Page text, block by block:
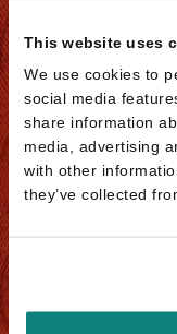
This website uses
We use cookies to
social media
share information
media, advertising
with other
they’ve collected